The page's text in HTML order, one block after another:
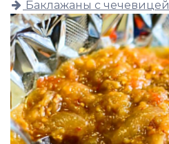
Баклажаны с чечевицей